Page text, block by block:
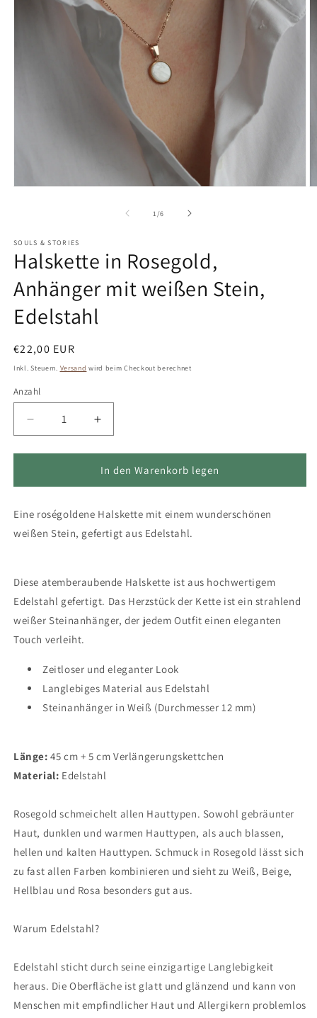
1 /von
6
SOULS & STORIES
Halskette in Rosegold,
Anhänger mit weißen Stein,
Edelstahl
Normaler
Preis
€22,00 EUR
Inkl. Steuern. Versand wird beim Checkout berechnet
Anzahl
Verringere
die
Menge
Halskette
Rosegold,
Anhänger
Edelstahl
Erhöhe
die
Menge
für
Halskette
Rosegold,
Anhänger
Edelstahl
In den Warenkorb legen
Eine roségoldene Halskette mit einem wunderschönen
weißen Stein, gefertigt aus Edelstahl.
Diese atemberaubende Halskette ist aus hochwertigem
Edelstahl gefertigt. Das Herzstück der Kette ist ein strahlend
weißer Steinanhänger, der jedem Outfit einen eleganten
Touch verleiht.
Zeitloser und eleganter Look
Langlebiges Material aus Edelstahl
Steinanhänger in Weiß (Durchmesser 12 mm)
Länge:45 cm + 5 cm Verlängerungskettchen
Material: Edelstahl
Rosegold schmeichelt allen Hauttypen. Sowohl gebräunter
Haut, dunklen und warmen Hauttypen, als auch blassen,
hellen und kalten Hauttypen. Schmuck in Rosegold lässt sich
zu fast allen Farben kombinieren und sieht zu Weiß, Beige,
Hellblau und Rosa besonders gut aus.
Warum Edelstahl?
Edelstahl sticht durch seine einzigartige Langlebigkeit
heraus. Die Oberfläche ist glatt und glänzend und kann von
Menschen mit empfindlicher Haut und Allergikern problemlos